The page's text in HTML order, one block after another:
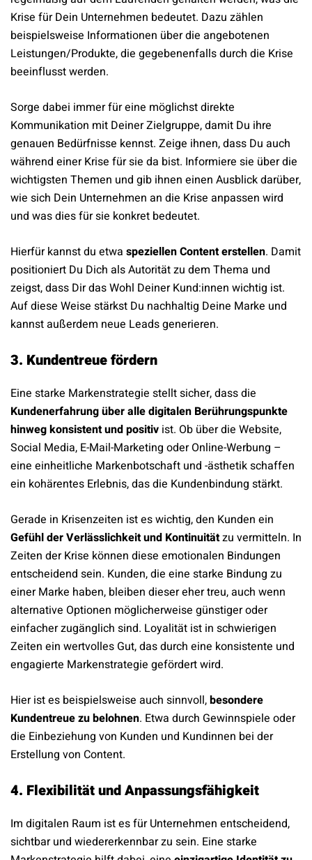
Krise für Dein Unternehmen bedeutet. Dazu zählen
beispielsweise Informationen über die angebotenen
Leistungen/Produkte, die gegebenenfalls durch die Krise
beeinflusst werden.
Sorge dabei immer für eine möglichst direkte
Kommunikation mit Deiner Zielgruppe, damit Du ihre
genauen Bedürfnisse kennst. Zeige ihnen, dass Du auch
während einer Krise für sie da bist. Informiere sie über die
wichtigsten Themen und gib ihnen einen Ausblick darüber,
wie sich Dein Unternehmen an die Krise anpassen wird
und was dies für sie konkret bedeutet.
Hierfür kannst du etwa speziellen Content erstellen. Damit
positioniert Du Dich als Autorität zu dem Thema und
zeigst, dass Dir das Wohl Deiner Kund:innen wichtig ist.
Auf diese Weise stärkst Du nachhaltig Deine Marke und
kannst außerdem neue Leads generieren.
3. Kundentreue fördern
Eine starke Markenstrategie stellt sicher, dass die
Kundenerfahrung über alle digitalen Berührungspunkte
hinweg konsistent und positiv ist. Ob über die Website,
Social Media, E-Mail-Marketing oder Online-Werbung –
eine einheitliche Markenbotschaft und -ästhetik schaffen
ein kohärentes Erlebnis, das die Kundenbindung stärkt.
Gerade in Krisenzeiten ist es wichtig, den Kunden ein
Gefühl der Verlässlichkeit und Kontinuitätzu vermitteln. In
Zeiten der Krise können diese emotionalen Bindungen
entscheidend sein. Kunden, die eine starke Bindung zu
einer Marke haben, bleiben dieser eher treu, auch wenn
alternative Optionen möglicherweise günstiger oder
einfacher zugänglich sind. Loyalität ist in schwierigen
Zeiten ein wertvolles Gut, das durch eine konsistente und
engagierte Markenstrategie gefördert wird.
Hier ist es beispielsweise auch sinnvoll,besondere
Kundentreue zu belohnen. Etwa durch Gewinnspiele oder
die Einbeziehung von Kunden und Kundinnen bei der
Erstellung von Content.
4. Flexibilität und Anpassungsfähigkeit
Im digitalen Raum ist es für Unternehmen entscheidend,
sichtbar und wiedererkennbar zu sein. Eine starke